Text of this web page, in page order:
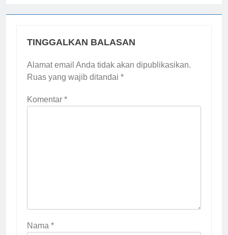
TINGGALKAN BALASAN
Alamat email Anda tidak akan dipublikasikan.
Ruas yang wajib ditandai *
Komentar *
Nama *